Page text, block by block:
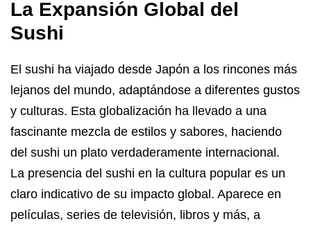
La Expansión Global del
Sushi
El sushi ha viajado desde Japón a los rincones más
lejanos del mundo, adaptándose a diferentes gustos
y culturas. Esta globalización ha llevado a una
fascinante mezcla de estilos y sabores, haciendo
del sushi un plato verdaderamente internacional.
La presencia del sushi en la cultura popular es un
claro indicativo de su impacto global. Aparece en
películas, series de televisión, libros y más, a